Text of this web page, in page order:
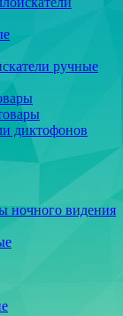
ручные
диктофонов
ночного видения